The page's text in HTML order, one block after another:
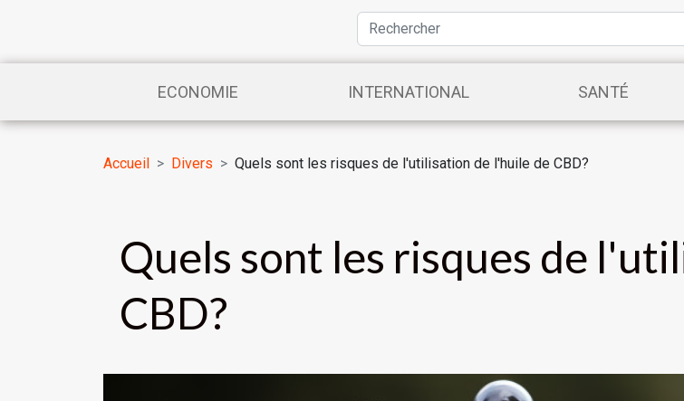
ECONOMIE INTERNATIONAL SANTÉ
Accueil Divers Quels sont les risques de l'utilisation de l'huile de CBD?
Quels sont les risques de
CBD?